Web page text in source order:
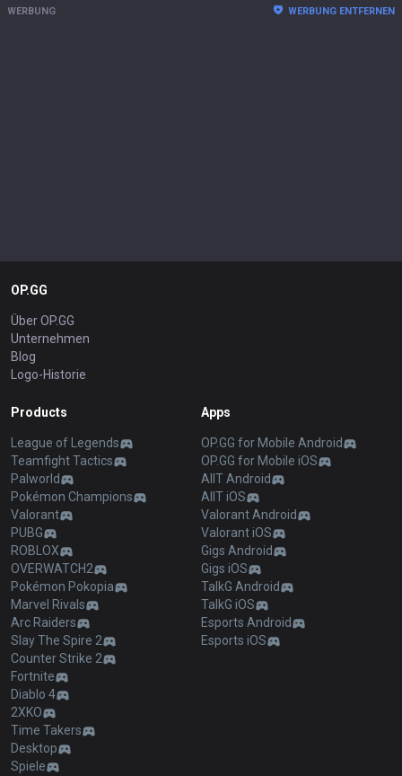
WERBUNG WERBUNG ENTFERNEN
OP.GG
Über OP.GG
Unternehmen
Blog
Logo-Historie
Products
League of Legends
Teamfight Tactics
Palworld
Pokémon Champions
Valorant
PUBG
ROBLOX
OVERWATCH2
Pokémon Pokopia
Marvel Rivals
Arc Raiders
Slay The Spire 2
Counter Strike 2
Fortnite
Diablo 4
2XKO
Time Takers
Desktop
Spiele
Apps
OP.GG for Mobile Android
OP.GG for Mobile iOS
AllT Android
AllT iOS
Valorant Android
Valorant iOS
Gigs Android
Gigs iOS
TalkG Android
TalkG iOS
Esports Android
Esports iOS